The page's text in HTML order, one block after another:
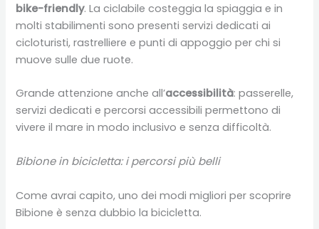
bike-friendly. La ciclabile costeggia la spiaggia e in
molti stabilimenti sono presenti servizi dedicati ai
cicloturisti, rastrelliere e punti di appoggio per chi si
muove sulle due ruote.
Grande attenzione anche all’accessibilità: passerelle,
servizi dedicati e percorsi accessibili permettono di
vivere il mare in modo inclusivo e senza difficoltà.
Bibione in bicicletta: i percorsi più belli
Come avrai capito, uno dei modi migliori per scoprire
Bibione è senza dubbio la bicicletta.